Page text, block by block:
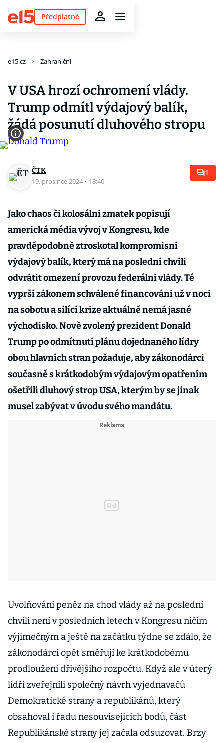
Předplatné
e15.cz Zahraniční
V USA hrozí ochromení vlády.
Trump odmítl výdajový balík,
žádá posunutí dluhového stropu
ČTK
19. prosince 2024 · 18:40
1
Jako chaos či kolosální zmatek popisují
americká média vývoj v Kongresu, kde
pravděpodobně ztroskotal kompromisní
výdajový balík, který má na poslední chvíli
odvrátit omezení provozu federální vlády. Té
vyprší zákonem schválené financování už v noci
na sobotu a sílící krize aktuálně nemá jasné
východisko. Nově zvolený prezident Donald
Trump po odmítnutí plánu dojednaného lídry
obou hlavních stran požaduje, aby zákonodárci
současně s krátkodobým výdajovým opatřením
ošetřili dluhový strop USA, kterým by se jinak
musel zabývat v úvodu svého mandátu.
Uvolňování peněz na chod vlády až na poslední
chvíli není v posledních letech v Kongresu ničím
výjimečným a ještě na začátku týdne se zdálo, že
zákonodárci opět směřují ke krátkodobému
prodloužení dřívějšího rozpočtu. Když ale v úterý
lídři zveřejnili společný návrh vyjednavačů
Demokratické strany a republikánů, který
obsahoval i řadu nesouvisejících bodů, část
Republikánské strany jej začala odsuzovat. Brzy